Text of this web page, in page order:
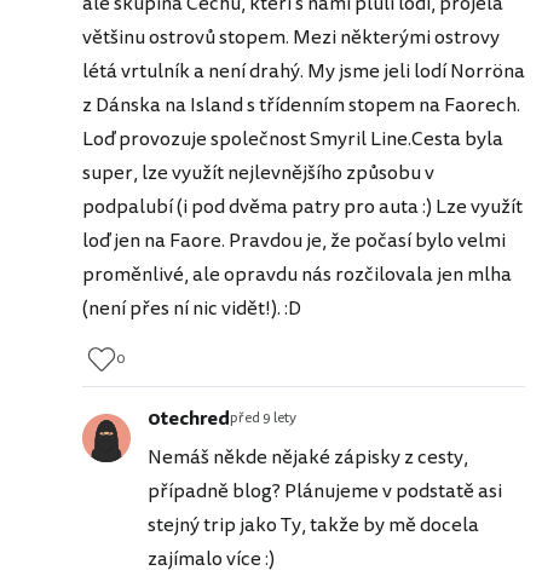
většinu ostrovů stopem. Mezi některými ostrovy
létá vrtulník a není drahý. My jsme jeli lodí Norröna
z Dánska na Island s třídenním stopem na Faorech.
Loď provozuje společnost Smyril Line.Cesta byla
super, lze využít nejlevnějšího způsobu v
podpalubí (i pod dvěma patry pro auta :) Lze využít
loď jen na Faore. Pravdou je, že počasí bylo velmi
proměnlivé, ale opravdu nás rozčilovala jen mlha
(není přes ní nic vidět!). :D
0
0techredpřed 9 lety
Nemáš někde nějaké zápisky z cesty,
případně blog? Plánujeme v podstatě asi
stejný trip jako Ty, takže by mě docela
zajímalo více :)